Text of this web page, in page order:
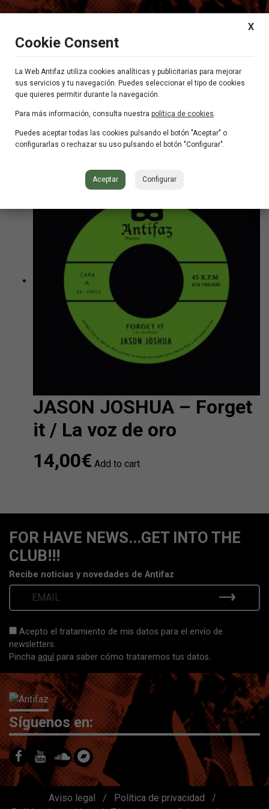
Salsa
Showing the single result
JASON JOSHUA – Forget
it / La voz de oro
14,00€ Add to cart
FOR HAVE NEWS...GET INTO THE
CLUB!!!
Recibe noticias y novedades de Antifaz
Acepto el tratamiento de mis datos para el envío de
newsletters.
Pincha aquí para saber cómo trataremos tus datos.
Síguenos en:
Aviso legal / Política de privacidad
/
X
Cookie Consent
La Web Antifaz utiliza cookies analíticas y publicitarias para mejorar
sus servicios y tu navegación. Puedes seleccionar el tipo de cookies
que quieres permitir durante la navegación.
Para más información, consulta nuestra política de cookies.
Puedes aceptar todas las cookies pulsando el botón "Aceptar" o
configurarlas o rechazar su uso pulsando el botón "Configurar".
Aceptar Configurar